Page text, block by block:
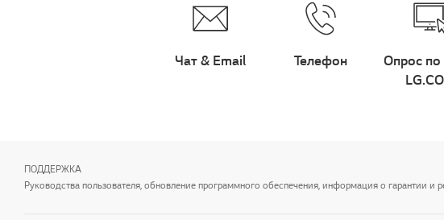
Чат & Email Телефон
Опрос по
ПОДДЕРЖКА
Руководства пользователя, обновление программного обеспечения, информация о гарантии